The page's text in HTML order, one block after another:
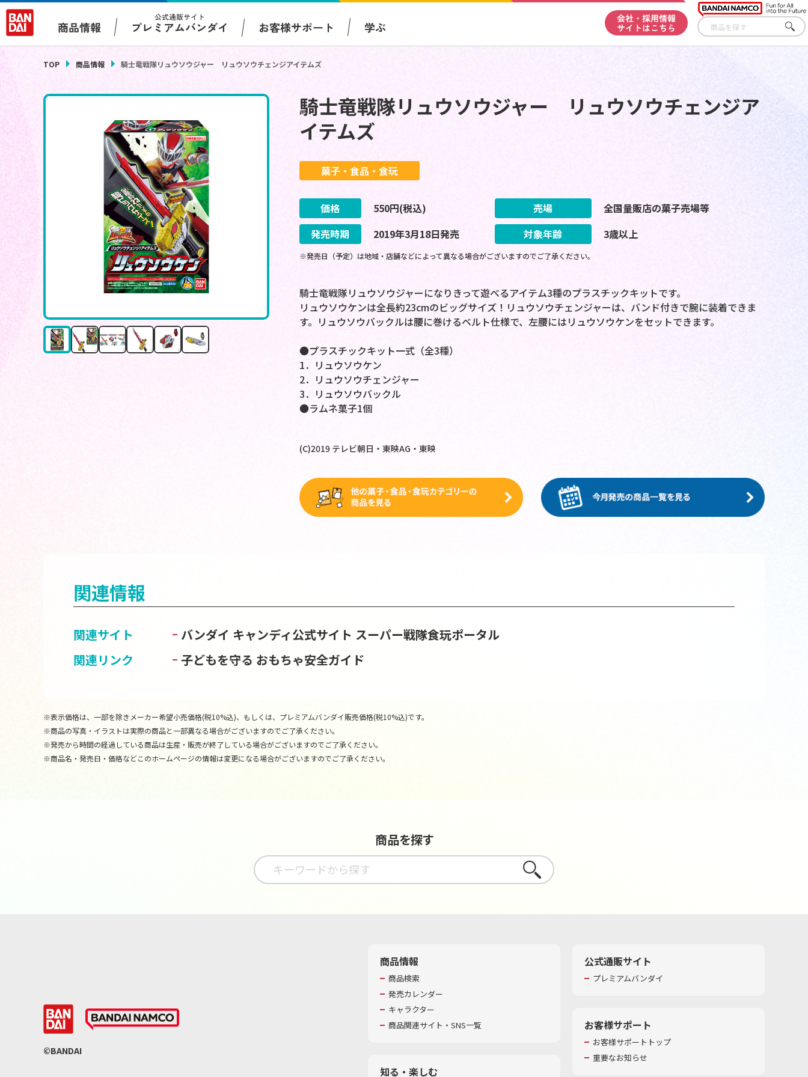
商品情報
公式通販サイト
プレミアムバンダイ お客様サポート 学ぶ
会社・採用情報
サイトはこちら
さが
す
TOP 商品情報 騎士竜戦隊リュウソウジャー リュウソウチェンジアイテムズ
騎士竜戦隊リュウソウジャー リュウソウチェンジア
イテムズ
菓子・食品・食玩
価格 550円(税込) 売場
全国量販店の菓子売場等
発売時期
2019年3月18日発売 対象年齢 3歳以上
※発売日（予定）は地域・店舗などによって異なる場合がございますのでご了承ください。
騎士竜戦隊リュウソウジャーになりきって遊べるアイテム3種のプラスチックキットです。
リュウソウケンは全長約23cmのビッグサイズ！リュウソウチェンジャーは、バンド付きで腕に装着できま
す。リュウソウバックルは腰に巻けるベルト仕様で、左腰にはリュウソウケンをセットできます。
●プラスチックキット一式（全3種）
1．リュウソウケン
2．リュウソウチェンジャー
3．リュウソウバックル
●ラムネ菓子1個
(C)2019 テレビ朝日・東映AG・東映
関連情報
関連サイト バンダイ キャンディ公式サイト スーパー戦隊食玩ポータル
関連リンク
子どもを守る おもちゃ安全ガイド
※表示価格は、一部を除きメーカー希望小売価格(税10%込)、もしくは、プレミアムバンダイ販売価格(税10%込)です。
※商品の写真・イラストは実際の商品と一部異なる場合がございますのでご了承ください。
※発売から時間の経過している商品は生産・販売が終了している場合がございますのでご了承ください。
※商品名・発売日・価格などこのホームページの情報は変更になる場合がございますのでご了承ください。
商品を探す
さがす
©BANDAI
商品情報
商品検索
発売カレンダー
キャラクター
商品関連サイト・SNS一覧
知る・楽しむ
公式通販サイト
プレミアムバンダイ
お客様サポート
お客様サポートトップ
重要なお知らせ